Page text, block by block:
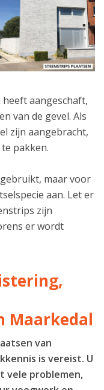
aangeschaft,
van de gevel. Als
zijn aangebracht,
pakken.
maar voor
aan. Let er
zijn
er wordt
Maarkedal
van
is vereist. U
vele problemen,